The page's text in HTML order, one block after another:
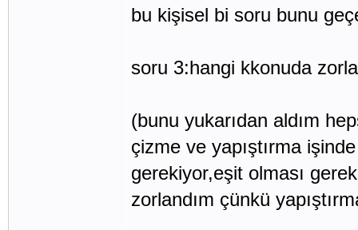
bu kişisel bi soru bunu
soru 3:hangi kkonuda
(bunu yukarıdan aldım
çizme ve yapıştırma
gerekiyor,eşit olması
zorlandım çünkü